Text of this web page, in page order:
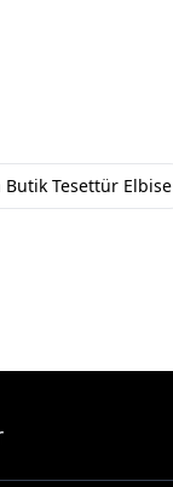
Butik Tesettür Elbise